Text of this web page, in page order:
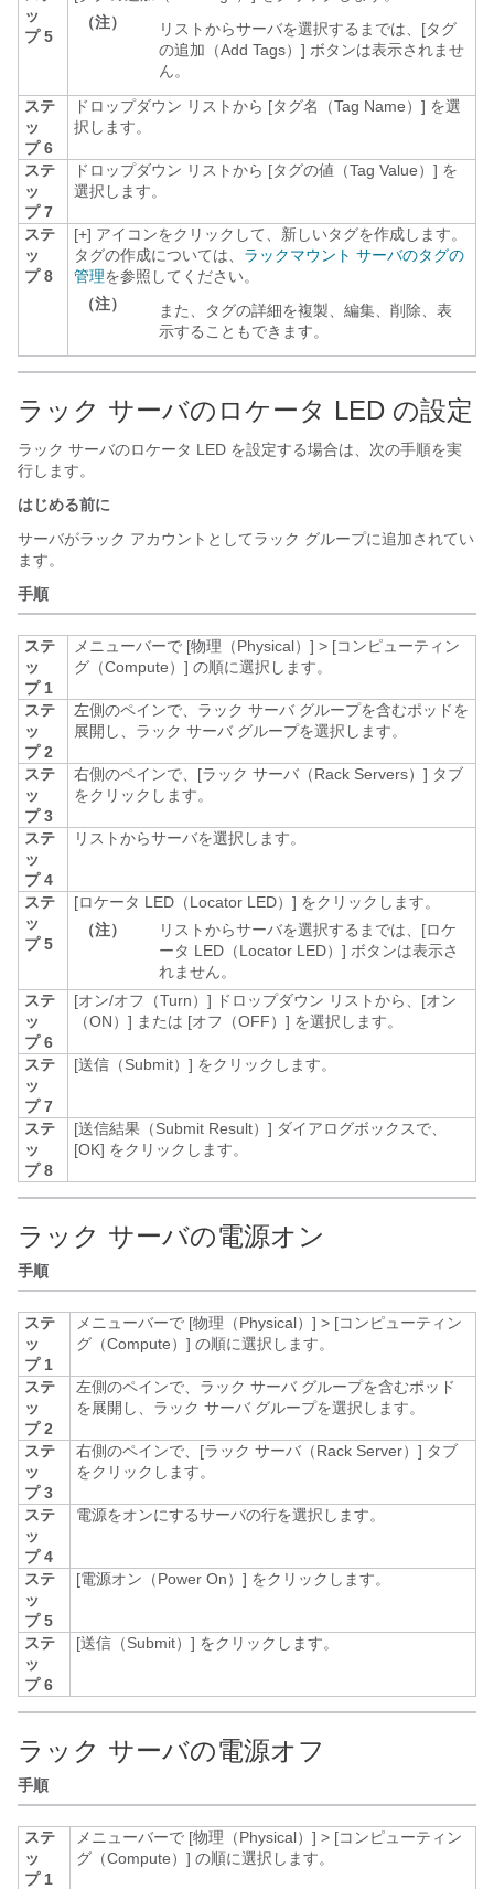
ッ
プ 5
（注）
リストからサーバを選択するまでは、[タグ
の追加（Add Tags）] ボタンは表示されませ
ん。
ステ
ッ
プ 6
ドロップダウン リストから [タグ名（Tag Name）] を選
択します。
ステ
ッ
プ 7
ドロップダウン リストから [タグの値（Tag Value）] を
選択します。
ステ
ッ
プ 8
[+] アイコンをクリックして、新しいタグを作成します。
タグの作成については、 ラックマウント サーバのタグの
管理を参照してください。
（注）
また、タグの詳細を複製、編集、削除、表
示することもできます。
ラック サーバのロケータ LED の設定
ラック サーバのロケータ LED を設定する場合は、次の手順を実
行します。
はじめる前に
サーバがラック アカウントとしてラック グループに追加されてい
ます。
手順
ステ
ッ
プ 1
メニューバーで [物理（Physical）] > [コンピューティン
グ（Compute）] の順に選択します。
ステ
ッ
プ 2
左側のペインで、ラック サーバ グループを含むポッドを
展開し、ラック サーバ グループを選択します。
ステ
ッ
プ 3
右側のペインで、[ラック サーバ（Rack Servers）] タブ
をクリックします。
ステ
ッ
プ 4
リストからサーバを選択します。
ステ
ッ
プ 5
[ロケータ LED（Locator LED）] をクリックします。
（注）
リストからサーバを選択するまでは、[ロケ
ータ LED（Locator LED）] ボタンは表示さ
れません。
ステ
ッ
プ 6
[オン/オフ（Turn）]
ドロップダウン リストから、[オン
（ON）] または [オフ（OFF）] を選択します。
ステ
ッ
プ 7
[送信（Submit）] をクリックします。
ステ
ッ
プ 8
[送信結果（Submit Result）] ダイアログボックスで、
[OK] をクリックします。
ラック サーバの電源オン
手順
ステ
ッ
プ 1
メニューバーで [物理（Physical）] > [コンピューティン
グ（Compute）] の順に選択します。
ステ
ッ
プ 2
左側のペインで、ラック サーバ グループを含むポッド
を展開し、ラック サーバ グループを選択します。
ステ
ッ
プ 3
右側のペインで、[ラック サーバ（Rack Server）] タブ
をクリックします。
ステ
ッ
プ 4
電源をオンにするサーバの行を選択します。
ステ
ッ
プ 5
[電源オン（Power On）] をクリックします。
ステ
ッ
プ 6
[送信（Submit）] をクリックします。
ラック サーバの電源オフ
手順
ステ
ッ
プ 1
メニューバーで [物理（Physical）] > [コンピューティン
グ（Compute）] の順に選択します。